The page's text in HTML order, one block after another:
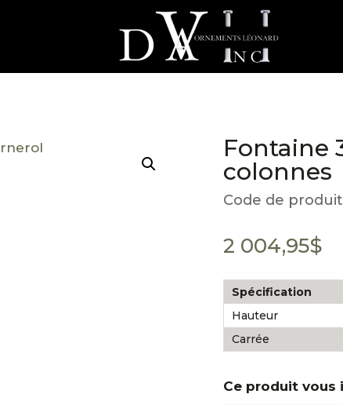
Fontaine
colonnes
Code de
2 004,95$
Spécification
Hauteur
Carrée
Ce produit vous